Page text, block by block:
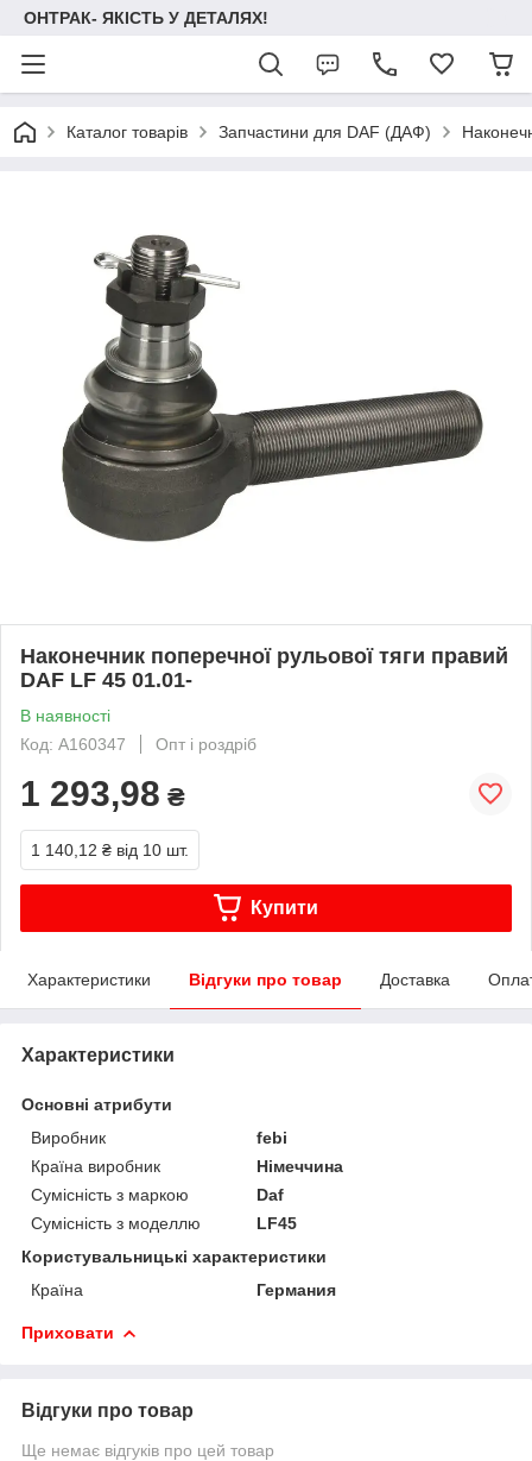
ОНТРАК- ЯКІСТЬ У ДЕТАЛЯХ!
Каталог товарів Запчастини для DAF (ДАФ)
Наконечник поперечної рульової тяги правий
DAF LF 45 01.01-
В наявності
Код: A160347
Опт і роздріб
1 293,98 ₴
1 140,12 ₴ від 10 шт.
Купити
Характеристики Відгуки про товар Доставка
Характеристики
Основні атрибути
Виробник
febi
Країна виробник
Німеччина
Сумісність з маркою
Daf
Сумісність з моделлю
LF45
Користувальницькі характеристики
Країна
Германия
Приховати
Відгуки про товар
Ще немає відгуків про цей товар